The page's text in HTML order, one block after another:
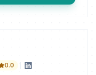
0.0